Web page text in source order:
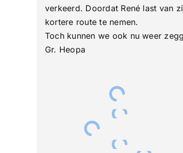
verkeerd. Doordat René last van
kortere route te nemen.
Toch kunnen we ook nu weer
Gr. Heopa